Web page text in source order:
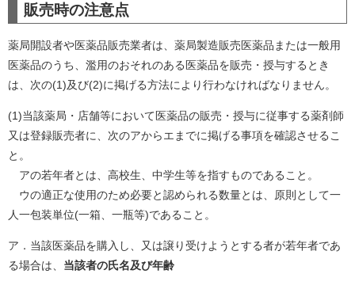
販売時の注意点
薬局開設者や医薬品販売業者は、薬局製造販売医薬品または一般用
医薬品のうち、濫用のおそれのある医薬品を販売・授与するとき
は、次の(1)及び(2)に掲げる方法により行わなければなりません。
(1)当該薬局・店舗等において医薬品の販売・授与に従事する薬剤師
又は登録販売者に、次のアからエまでに掲げる事項を確認させるこ
と。
アの若年者とは、高校生、中学生等を指すものであること。
ウの適正な使用のため必要と認められる数量とは、原則として一
人一包装単位(一箱、一瓶等)であること。
ア．当該医薬品を購入し、又は譲り受けようとする者が若年者であ
る場合は、 当該者の氏名及び年齢